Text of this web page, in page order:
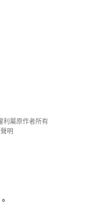
利屬原作者所有
明